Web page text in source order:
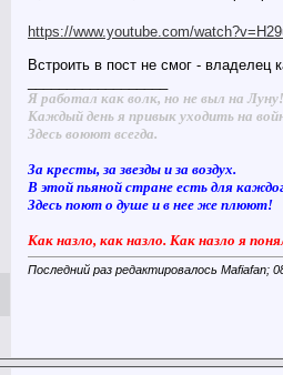
https://www.youtube.com/
Встроить в пост не смог - владелец
Я работал как волк, но не выл на Луну!
Каждый день я привык уходить на
Здесь воюют всегда.
За кресты, за звезды и за воздух.
В этой пьяной стране есть для
Здесь поют о душе и в нее же плюют!
Как назло, как назло. Как назло я
Последний раз редактировалось Mafiafan;